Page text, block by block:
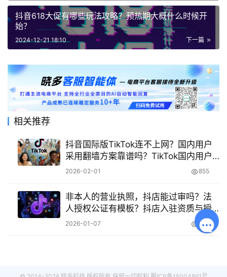
抖音618大促有哪些玩法攻略？预热期大概什么时候开
始？
下一篇
2024-12-21 18:10
相关推荐
抖音国际版TikTok连不上网？国内用户
采用翻墙方案靠谱吗？TikTok国内用户
合规使用方案！
2026-02-01 855
非本人的营业执照，抖店能过审吗？法
人授权公证有模板？抖店入驻资质与授
权公证全解析！
2026-01-07 510